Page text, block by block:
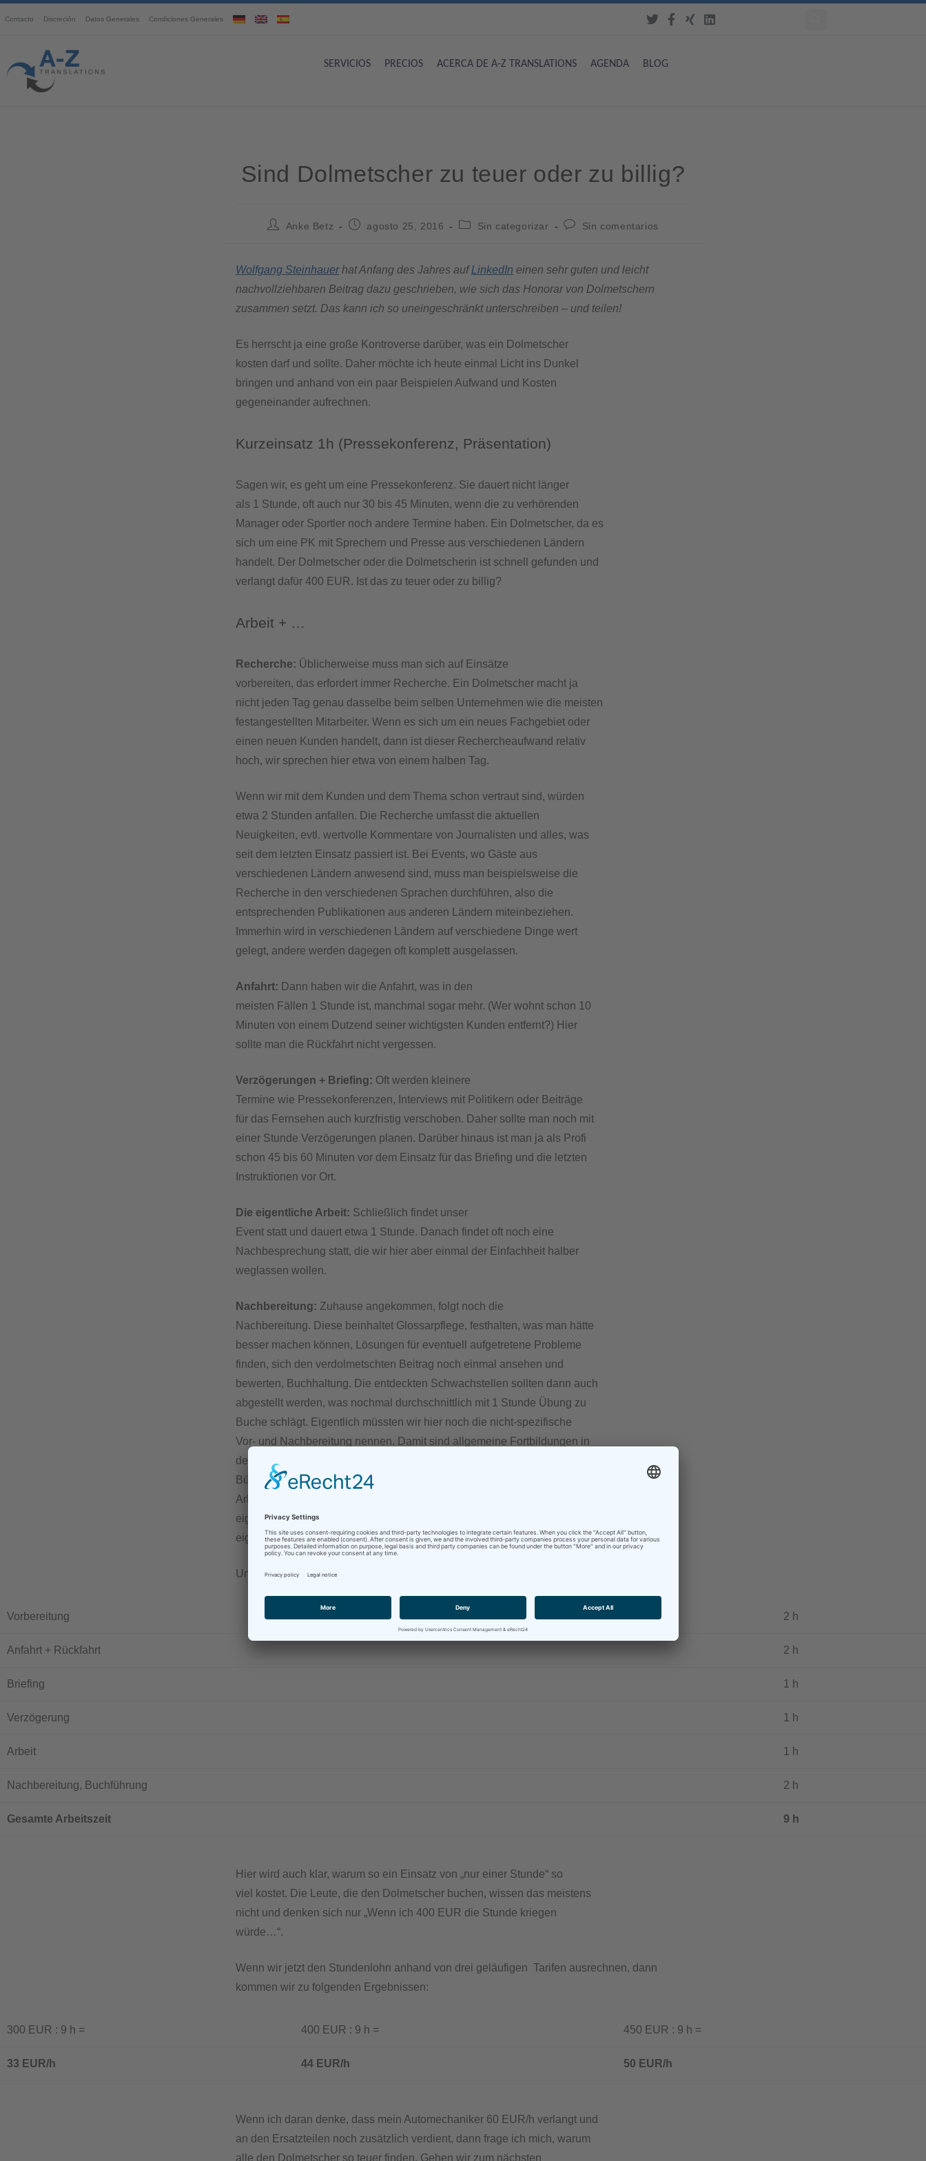
Contacto Discreción Datos Generales Condiciones Generales
SERVICIOS PRECIOS ACERCA DE A-Z TRANSLATIONS AGENDA BLOG
Sind Dolmetscher zu teuer oder zu billig?
Anke Betz agosto 25, 2016 Sin categorizar Sin comentarios
Wolfgang Steinhauerhat Anfang des Jahres aufLinkedIn einen sehr guten und leicht
nachvollziehbaren Beitrag dazu geschrieben, wie sich das Honorar von Dolmetschern
zusammen setzt. Das kann ich so uneingeschränkt unterschreiben – und teilen!
Es herrscht ja eine große Kontroverse darüber, was ein Dolmetscher
kosten darf und sollte. Daher möchte ich heute einmal Licht ins Dunkel
bringen und anhand von ein paar Beispielen Aufwand und Kosten
gegeneinander aufrechnen.
Kurzeinsatz 1h (Pressekonferenz, Präsentation)
Sagen wir, es geht um eine Pressekonferenz. Sie dauert nicht länger
als 1 Stunde, oft auch nur 30 bis 45 Minuten, wenn die zu verhörenden
Manager oder Sportler noch andere Termine haben. Ein Dolmetscher, da es
sich um eine PK mit Sprechern und Presse aus verschiedenen Ländern
handelt. Der Dolmetscher oder die Dolmetscherin ist schnell gefunden und
verlangt dafür 400 EUR. Ist das zu teuer oder zu billig?
Arbeit + …
Recherche: Üblicherweise muss man sich auf Einsätze
vorbereiten, das erfordert immer Recherche. Ein Dolmetscher macht ja
nicht jeden Tag genau dasselbe beim selben Unternehmen wie die meisten
festangestellten Mitarbeiter. Wenn es sich um ein neues Fachgebiet oder
einen neuen Kunden handelt, dann ist dieser Rechercheaufwand relativ
hoch, wir sprechen hier etwa von einem halben Tag.
Wenn wir mit dem Kunden und dem Thema schon vertraut sind, würden
etwa 2 Stunden anfallen. Die Recherche umfasst die aktuellen
Neuigkeiten, evtl. wertvolle Kommentare von Journalisten und alles, was
seit dem letzten Einsatz passiert ist. Bei Events, wo Gäste aus
verschiedenen Ländern anwesend sind, muss man beispielsweise die
Recherche in den verschiedenen Sprachen durchführen, also die
entsprechenden Publikationen aus anderen Ländern miteinbeziehen.
Immerhin wird in verschiedenen Ländern auf verschiedene Dinge wert
gelegt, andere werden dagegen oft komplett ausgelassen.
Anfahrt: Dann haben wir die Anfahrt, was in den
meisten Fällen 1 Stunde ist, manchmal sogar mehr. (Wer wohnt schon 10
Minuten von einem Dutzend seiner wichtigsten Kunden entfernt?) Hier
sollte man die Rückfahrt nicht vergessen.
Verzögerungen + Briefing: Oft werden kleinere
Termine wie Pressekonferenzen, Interviews mit Politikern oder Beiträge
für das Fernsehen auch kurzfristig verschoben. Daher sollte man noch mit
einer Stunde Verzögerungen planen. Darüber hinaus ist man ja als Profi
schon 45 bis 60 Minuten vor dem Einsatz für das Briefing und die letzten
Instruktionen vor Ort.
Die eigentliche Arbeit: Schließlich findet unser
Event statt und dauert etwa 1 Stunde. Danach findet oft noch eine
Nachbesprechung statt, die wir hier aber einmal der Einfachheit halber
weglassen wollen.
Nachbereitung: Zuhause angekommen, folgt noch die
Nachbereitung. Diese beinhaltet Glossarpflege, festhalten, was man hätte
besser machen können, Lösungen für eventuell aufgetretene Probleme
finden, sich den verdolmetschten Beitrag noch einmal ansehen und
bewerten, Buchhaltung. Die entdeckten Schwachstellen sollten dann auch
abgestellt werden, was nochmal durchschnittlich mit 1 Stunde Übung zu
Buche schlägt. Eigentlich müssten wir hier noch die nicht-spezifische
Vor- und Nachbereitung nennen. Damit sind allgemeine Fortbildungen in
den Fachgebieten gemeint, Stimmtraining, technische Grundlagen,
Büromanagement, ergänzende Sprachen oder Fachgebiete lernen, in den
Arbeitssprachen auf dem Laufenden bleiben. Alles in allem müsste man
eigentlich nochmal 2 Stunden addieren, aber da diese nichts mit dem
eigentlichen Auftrag zu tun haben, wollen wir die hier mal weglassen.
Und hier ist das auftragsbezogene Ergebnis:
Vorbereitung 2 h
Anfahrt + Rückfahrt 2 h
Briefing 1 h
Verzögerung 1 h
Arbeit 1 h
Nachbereitung, Buchführung 2 h
Gesamte Arbeitszeit 9 h
Hier wird auch klar, warum so ein Einsatz von „nur einer Stunde“ so
viel kostet. Die Leute, die den Dolmetscher buchen, wissen das meistens
nicht und denken sich nur „Wenn ich 400 EUR die Stunde kriegen
würde…“.
Wenn wir jetzt den Stundenlohn anhand von drei geläufigen Tarifen ausrechnen, dann
kommen wir zu folgenden Ergebnissen:
300 EUR : 9 h = 400 EUR : 9 h = 450 EUR : 9 h =
33 EUR/h 44 EUR/h 50 EUR/h
Wenn ich daran denke, dass mein Automechaniker 60 EUR/h verlangt und
an den Ersatzteilen noch zusätzlich verdient, dann frage ich mich, warum
alle den Dolmetscher so teuer finden. Gehen wir zum nächsten